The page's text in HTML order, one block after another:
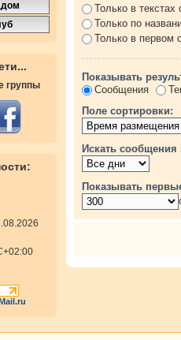
группы
Только в
Только по
Только в первом
Показывать
Сообщения
Поле сортировки:
Искать сообщения
Показывать